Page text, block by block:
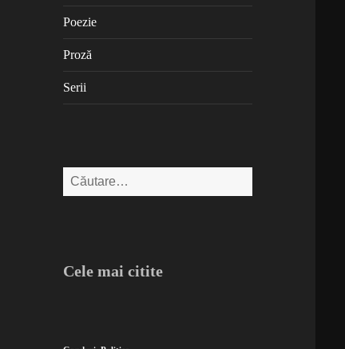
Poezie
Proză
Serii
Caută
după:
Cele mai citite